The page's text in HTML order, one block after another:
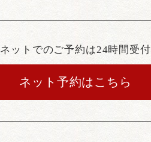
ネットでのご予約は24時間受付
ネット予約はこちら